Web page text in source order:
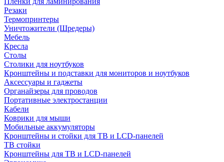
Резаки
Термопринтеры
Уничтожители (Шредеры)
Мебель
Кресла
Столы
Столики для ноутбуков
Кронштейны и подставки для мониторов и ноутбуков
Аксессуары и гаджеты
Органайзеры для проводов
Портативные электростанции
Кабели
Коврики для мыши
Мобильные аккумуляторы
Кронштейны и стойки для ТВ и LCD-панелей
ТВ стойки
Кронштейны для ТВ и LCD-панелей